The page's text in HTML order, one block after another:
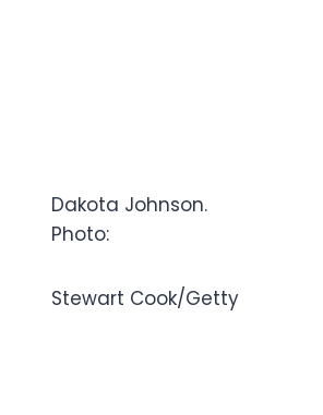
Dakota Johnson.
Photo:
Stewart Cook/Getty